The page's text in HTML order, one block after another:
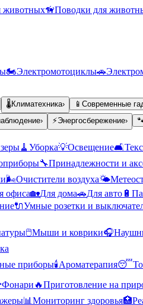
животных🦮Поводки для
🏍️Электромотоциклы🚗
🌡️Климатехника› 📱 Современные
› ⚡Энергосбережение›
🧹 Уборка💡Освещение🛋️
🔧Принадлежности и
🌬️Очистители воздуха🌤️
офиса🏡Для дома🚗Для авто 🔋
🔌Умные розетки и
🖱️Мыши и коврики🎧
приборы🕯️Ароматерапия😴
Фонари 🔥Приготовление на
📊 Мониторинг здоровья🏥